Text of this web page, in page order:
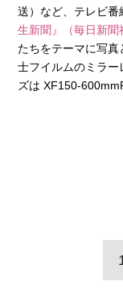
送）など、テレビ番
生新聞』（毎日新聞
たちをテーマに写
士フイルムのミラ
ズは XF150-